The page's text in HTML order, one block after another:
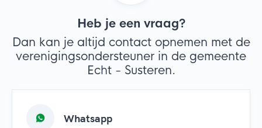
Heb je een vraag?
Dan kan je altijd contact opnemen met de
verenigingsondersteuner in de gemeente
Echt - Susteren.
Whatsapp